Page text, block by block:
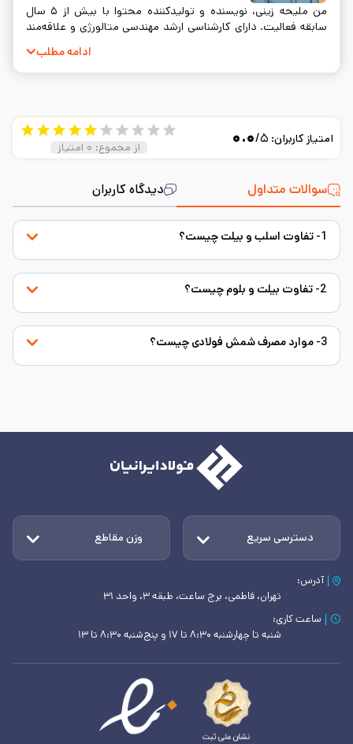
من ملیحه زینی، نویسنده و تولیدکننده محتوا با بیش از ۵ سال
سابقه فعالیت. دارای کارشناسی ارشد مهندسی متالورژی و علاقه‌مند
ادامه مطلب
سوالات متداول دیدگاه کاربران
امتیاز کاربران: ۰.۰/۵
از مجموع: ۰ امتیاز
1- تفاوت اسلب و بیلت چیست؟
2- تفاوت بیلت و بلوم چیست؟
3- موارد مصرف شمش فولادی چیست؟
دسترسی سریع وزن مقاطع
آدرس:
تهران، فاطمی، برج ساعت، طبقه ۳، واحد ۳۱
ساعت کاری:
شنبه تا چهارشنبه ۸:۳۰ تا ۱۷ و پنج‌شنبه ۸:۳۰ تا ۱۳